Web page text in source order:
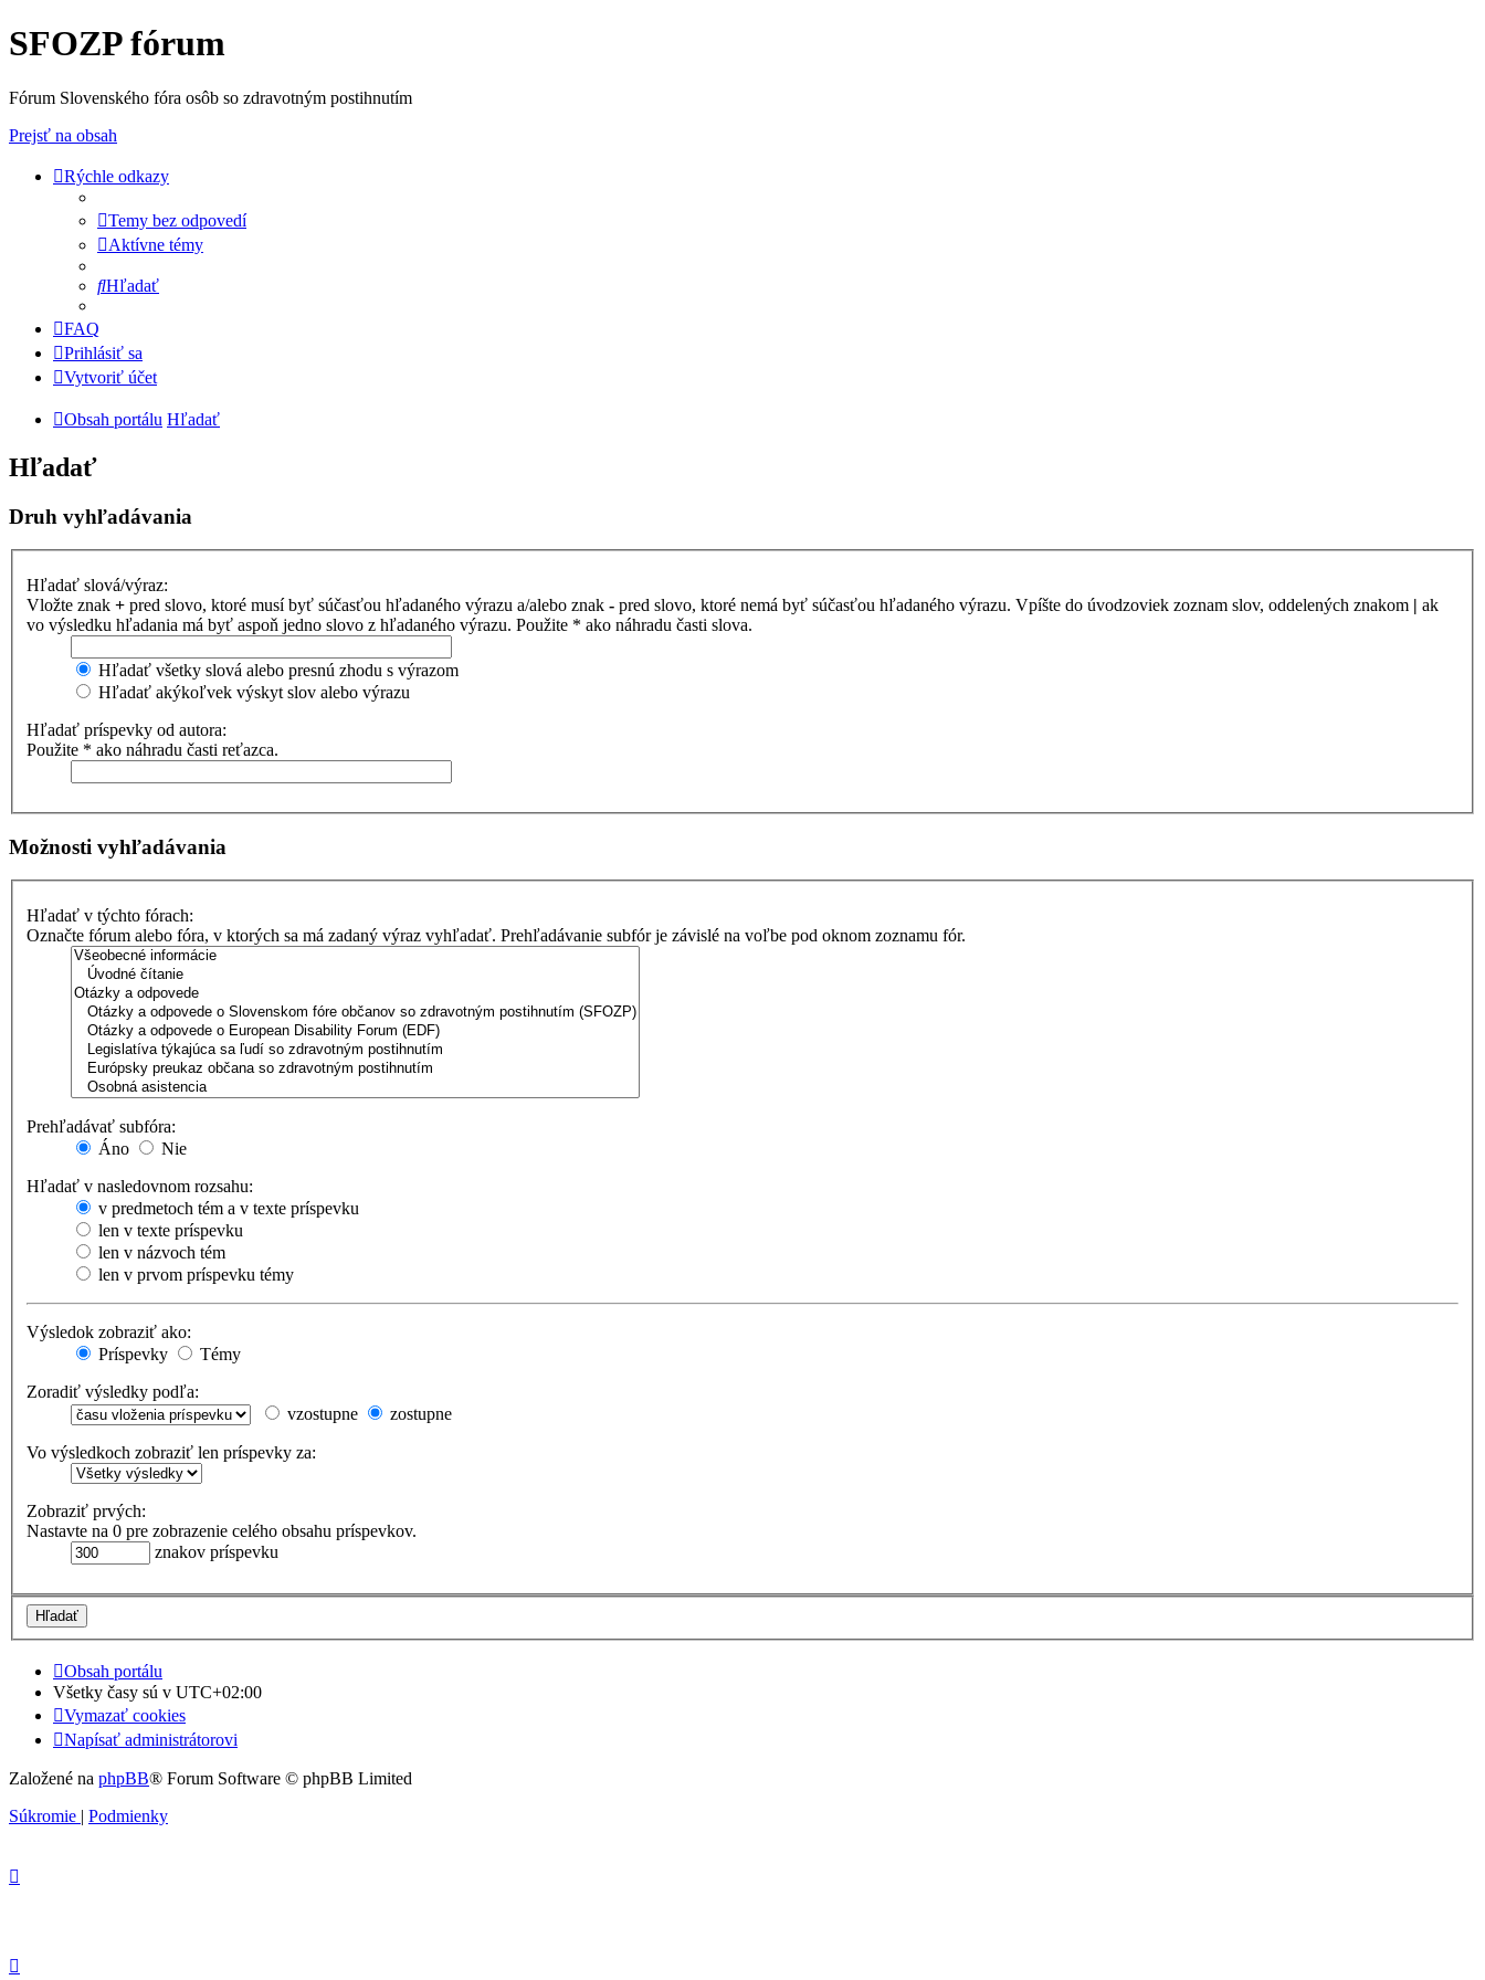
SFOZP fórum
Fórum Slovenského fóra osôb so zdravotným postihnutím
Prejsť na obsah
Rýchle odkazy
Temy bez odpovedí
Aktívne témy
Hľadať
FAQ
Prihlásiť sa
Vytvoriť účet
Obsah portálu Hľadať
Hľadať
Druh vyhľadávania
Hľadať slová/výraz:
Vložte znak + pred slovo, ktoré musí byť súčasťou hľadaného výrazu a/alebo znak - pred slovo, ktoré nemá byť súčasťou hľadaného výrazu. Vpíšte do úvodzoviek zoznam slov, oddelených znakom | ak
vo výsledku hľadania má byť aspoň jedno slovo z hľadaného výrazu. Použite * ako náhradu časti slova.
Hľadať všetky slová alebo presnú zhodu s výrazom
Hľadať akýkoľvek výskyt slov alebo výrazu
Hľadať príspevky od autora:
Použite * ako náhradu časti reťazca.
Možnosti vyhľadávania
Hľadať v týchto fórach:
Označte fórum alebo fóra, v ktorých sa má zadaný výraz vyhľadať. Prehľadávanie subfór je závislé na voľbe pod oknom zoznamu fór.
Prehľadávať subfóra:
Áno
Nie
Hľadať v nasledovnom rozsahu:
v predmetoch tém a v texte príspevku
len v texte príspevku
len v názvoch tém
len v prvom príspevku témy
Výsledok zobraziť ako:
Príspevky
Témy
Zoradiť výsledky podľa:
vzostupne
zostupne
Vo výsledkoch zobraziť len príspevky za:
Zobraziť prvých:
Nastavte na 0 pre zobrazenie celého obsahu príspevkov.
znakov príspevku
Obsah portálu
Všetky časy sú v UTC+02:00
Vymazať cookies
Napísať administrátorovi
Založené na phpBB® Forum Software © phpBB Limited
Súkromie | Podmienky